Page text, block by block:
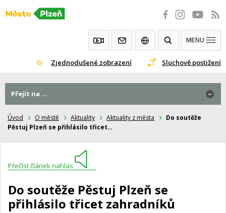
Přeskočit
Zjednodušené zobrazení Sluchově postižení
MENU
Úvod O městě Aktuality Aktuality z města
Do soutěže
Pěstuj Plzeň se přihlásilo třicet…
Přečíst článek nahlas
Do soutěže Pěstuj Plzeň se
přihlásilo třicet zahradníků
Přejít na ...